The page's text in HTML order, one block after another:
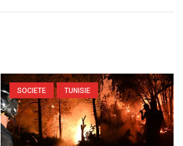
SOCIETE TUNISIE